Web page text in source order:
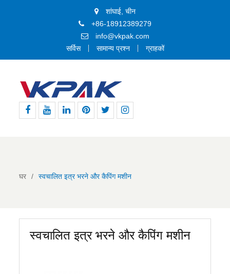
शांघाई, चीन
+86-18912389279
info@vkpak.com
सर्विस
सामान्य प्रश्न ग्राहकों
घर स्वचालित इत्र भरने और कैपिंग मशीन
स्वचालित इत्र भरने और कैपिंग मशीन